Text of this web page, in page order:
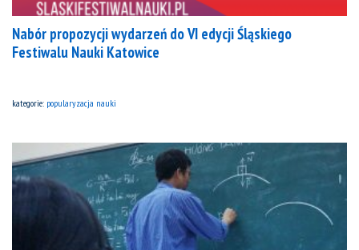
Nabór propozycji wydarzeń do VI edycji Śląskiego
Festiwalu Nauki Katowice
kategorie: popularyzacja nauki